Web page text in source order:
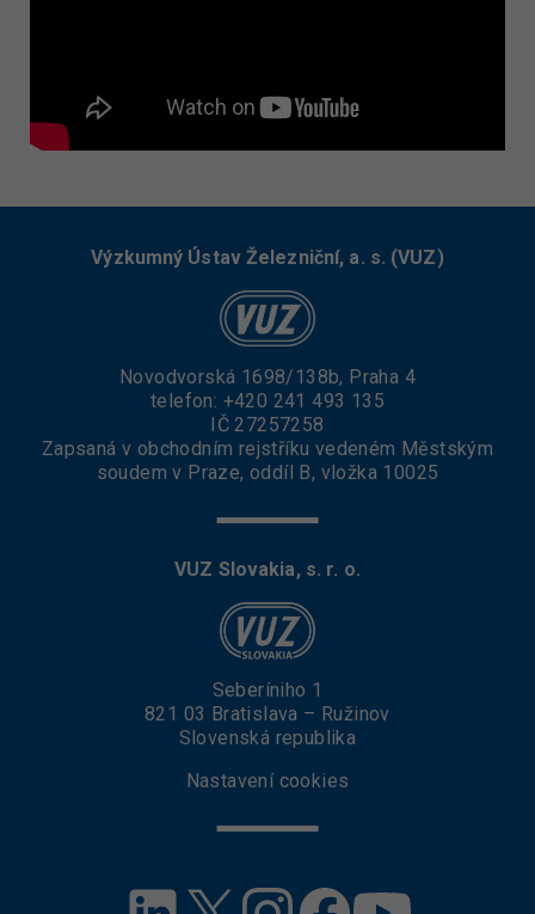
Výzkumný Ústav Železniční, a. s. (VUZ)
Novodvorská 1698/138b, Praha 4
telefon: +420 241 493 135
IČ 27257258
Zapsaná v obchodním rejstříku vedeném Městským
soudem v Praze, oddíl B, vložka 10025
VUZ Slovakia, s. r. o.
Seberíniho 1
821 03 Bratislava – Ružinov
Slovenská republika
Nastavení cookies